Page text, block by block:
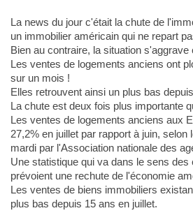
La news du jour c'était la chute de
un immobilier américain qui ne repart
Bien au contraire, la situation s'aggrave
Les ventes de logements anciens ont
sur un mois !
Elles retrouvent ainsi un plus bas
La chute est deux fois plus importante
Les ventes de logements anciens aux
27,2% en juillet par rapport à juin, selon
mardi par l'Association nationale des
Une statistique qui va dans le sens des
prévoient une rechute de l'économie
Les ventes de biens immobiliers
plus bas depuis 15 ans en juillet.